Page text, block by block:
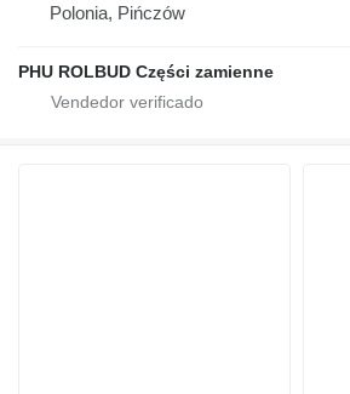
Polonia, Pińczów
PHU ROLBUD Części zamienne